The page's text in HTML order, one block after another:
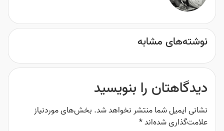
نوشته‌های مشابه
دیدگاهتان را بنویسید
نشانی ایمیل شما منتشر نخواهد شد. بخش‌های موردنیاز
علامت‌گذاری شده‌اند*